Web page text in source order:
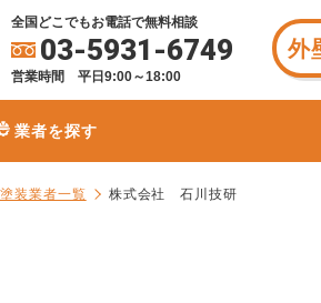
全国どこでもお電話で無料相談
03-5931-6749
営業時間 平日9:00～18:00
外
業者を探す
装業者一覧 株式会社 石川技研